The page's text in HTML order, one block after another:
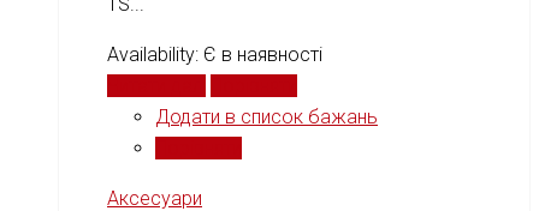
Availability: Є в наявності
Додати в список бажань
Аксесуари